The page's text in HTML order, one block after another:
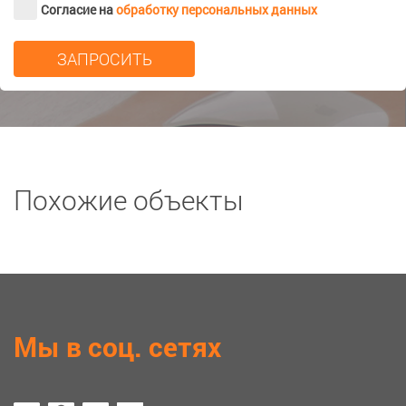
Согласие наобработку персональных данных
Похожие объекты
Мы в соц. сетях